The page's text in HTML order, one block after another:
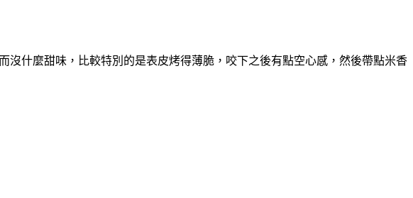
什麼甜味，比較特別的是表皮烤得薄脆，咬下之後有點空心感，然後帶點米香